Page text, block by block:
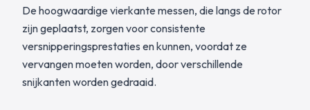
De hoogwaardige vierkante messen, die langs de rotor
zijn geplaatst, zorgen voor consistente
versnipperingsprestaties en kunnen, voordat ze
vervangen moeten worden, door verschillende
snijkanten worden gedraaid.